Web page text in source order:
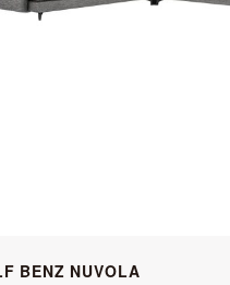
BENZ NUVOLA